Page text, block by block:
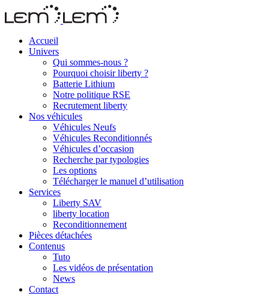
Accueil
Univers
Qui sommes-nous ?
Pourquoi choisir liberty ?
Batterie Lithium
Notre politique RSE
Recrutement liberty
Nos véhicules
Véhicules Neufs
Véhicules Reconditionnés
Véhicules d’occasion
Recherche par typologies
Les options
Télécharger le manuel d’utilisation
Services
Liberty SAV
liberty location
Reconditionnement
Pièces détachées
Contenus
Tuto
Les vidéos de présentation
News
Contact